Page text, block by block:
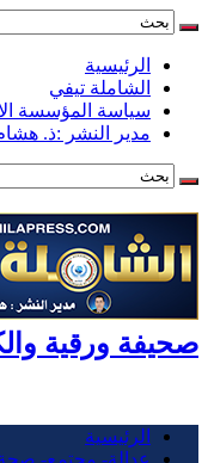
الرئيسية
الشاملة تيفي
سياسة المؤسسة
مدير النشر :ذ.
صحيفة ورقية
الرئيسية
عدالة- مجتمع-